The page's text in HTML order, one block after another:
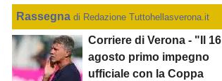
Rassegna di Redazione Tuttohellasverona.it
Corriere di Verona - "Il 16
agosto primo impegno
ufficiale con la Coppa